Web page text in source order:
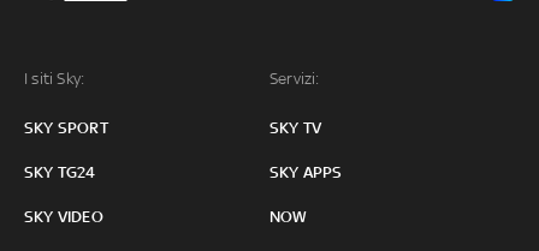
I siti Sky:
SKY SPORT
SKY TG24
SKY VIDEO
Servizi:
SKY TV
SKY APPS
NOW